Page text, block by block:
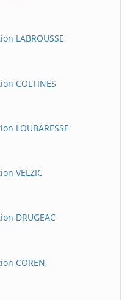
LABROUSSE
COLTINES
LOUBARESSE
VELZIC
DRUGEAC
COREN